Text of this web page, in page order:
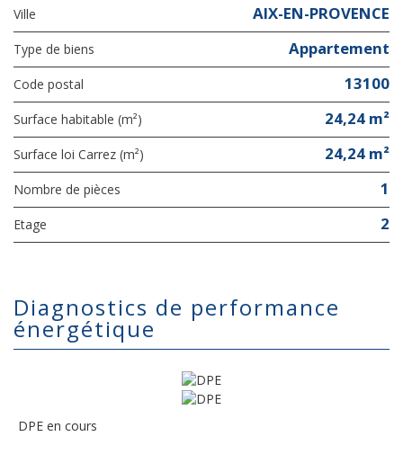
Ville AIX-EN-PROVENCE
Type de biens Appartement
Code postal 13100
Surface habitable (m²) 24,24 m²
Surface loi Carrez (m²) 24,24 m²
Nombre de pièces 1
Etage 2
diagnostics de performance
énergétique
DPE en cours